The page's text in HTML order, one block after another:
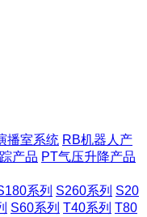
播室系统 RB机器人产
产品 PT气压升降产品
系列 S260系列 S20
S60系列 T40系列 T80